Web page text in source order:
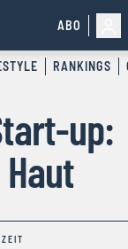
ABO
RANKINGS
up: